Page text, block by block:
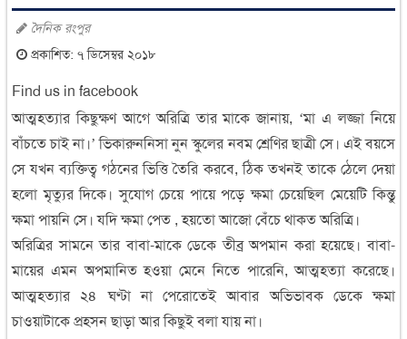
দৈনিক রংপুর
প্রকাশিত: ৭ ডিসেম্বর ২০১৮
Find us in facebook
আত্মহত্যার কিছুক্ষণ আগে অরিত্রি তার মাকে জানায়, ‘মা এ লজ্জা নিয়ে
বাঁচতে চাই না।’ ভিকারুননিসা নুন স্কুলের নবম শ্রেণির ছাত্রী সে। এই বয়সে
সে যখন ব্যক্তিত্ব গঠনের ভিত্তি তৈরি করবে, ঠিক তখনই তাকে ঠেলে দেয়া
হলো মৃত্যুর দিকে। সুযোগ চেয়ে পায়ে পড়ে ক্ষমা চেয়েছিল মেয়েটি কিন্তু
ক্ষমা পায়নি সে। যদি ক্ষমা পেত , হয়তো আজো বেঁচে থাকত অরিত্রি।
অরিত্রির সামনে তার বাবা-মাকে ডেকে তীব্র অপমান করা হয়েছে। বাবা-
মায়ের এমন অপমানিত হওয়া মেনে নিতে পারেনি, আত্মহত্যা করেছে।
আত্মহত্যার ২৪ ঘণ্টা না পেরোতেই আবার অভিভাবক ডেকে ক্ষমা
চাওয়াটাকে প্রহসন ছাড়া আর কিছুই বলা যায় না।